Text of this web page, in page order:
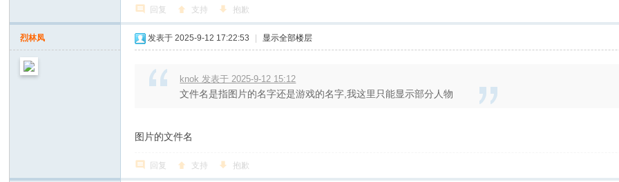
回复 支持 抱歉
烈林凤 发表于 2025-9-12 17:22:53 显示全部楼层
knok 发表于 2025-9-12 15:12
文件名是指图片的名字还是游戏的名字,我这里只能显示部分人物
图片的文件名
回复 支持 抱歉